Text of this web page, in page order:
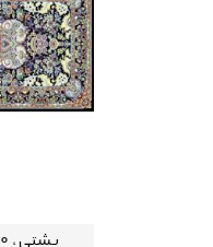
پشتی ، 1200 شانه - P-1208